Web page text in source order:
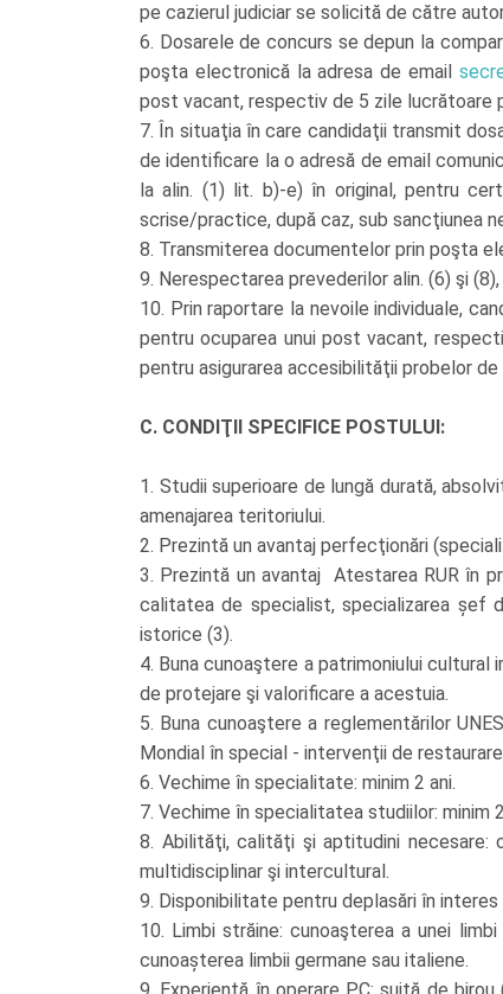
pe cazierul judiciar se solicită de către
6. Dosarele de concurs se depun la
poşta electronică la adresa de email
post vacant, respectiv de 5 zile lucrătoare
7. În situaţia în care candidaţii transmit
de identificare la o adresă de email
la alin. (1) lit. b)-e) în original, pentru
scrise/practice, după caz, sub sancţiunea
8. Transmiterea documentelor prin poşta
9. Nerespectarea prevederilor alin. (6) şi
10. Prin raportare la nevoile individuale,
pentru ocuparea unui post vacant,
pentru asigurarea accesibilităţii probelor de
C. CONDIŢII SPECIFICE POSTULUI:
1. Studii superioare de lungă durată,
amenajarea teritoriului.
2. Prezintă un avantaj perfecţionări
3. Prezintă un avantaj Atestarea RUR în
calitatea de specialist, specializarea șef
istorice (3).
4. Buna cunoaştere a patrimoniului cultural
de protejare şi valorificare a acestuia.
5. Buna cunoaştere a reglementărilor
Mondial în special - intervenţii de
6. Vechime în specialitate: minim 2 ani.
7. Vechime în specialitatea studiilor: minim
8. Abilităţi, calităţi şi aptitudini
multidisciplinar şi intercultural.
9. Disponibilitate pentru deplasări în
10. Limbi străine: cunoaşterea a unei
cunoașterea limbii germane sau italiene.